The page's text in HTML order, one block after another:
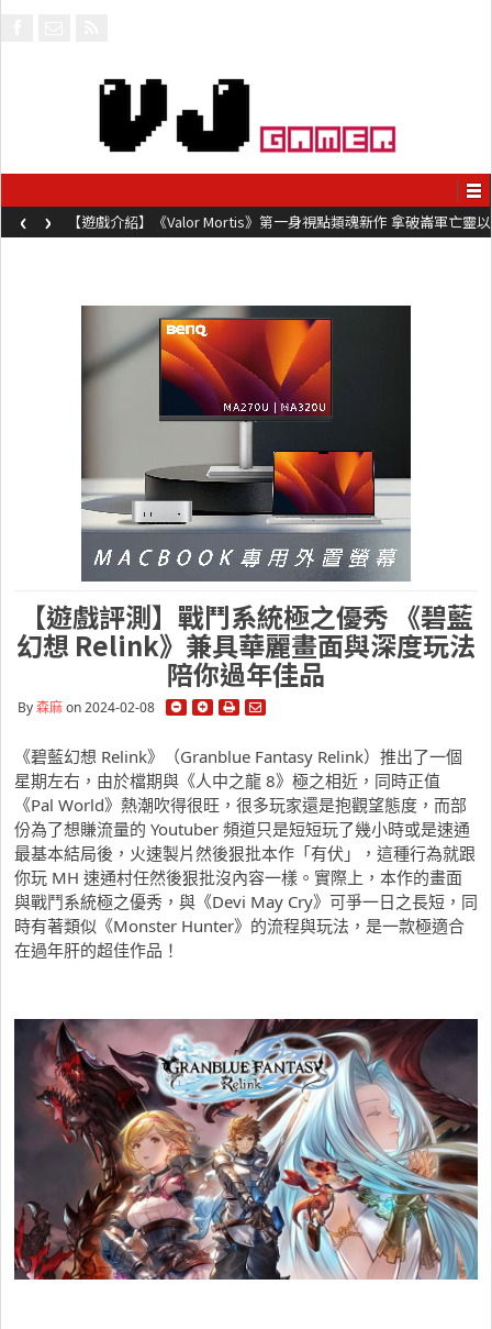
【遊戲介紹】《Valor Mortis》第一身視點類魂新作 拿破崙軍亡靈以
槍械劍與魔法殺敵
‹ ›
【遊戲評測】戰鬥系統極之優秀 《碧藍
幻想 Relink》兼具華麗畫面與深度玩法
陪你過年佳品
By森麻on 2024-02-08
《碧藍幻想 Relink》（Granblue Fantasy Relink）推出了一個
星期左右，由於檔期與《人中之龍 8》極之相近，同時正值
《Pal World》熱潮吹得很旺，很多玩家還是抱觀望態度，而部
份為了想賺流量的 Youtuber 頻道只是短短玩了幾小時或是速通
最基本結局後，火速製片然後狠批本作「有伏」，這種行為就跟
你玩 MH 速通村任然後狠批沒內容一樣。實際上，本作的畫面
與戰鬥系統極之優秀，與《Devi May Cry》可爭一日之長短，同
時有著類似《Monster Hunter》的流程與玩法，是一款極適合
在過年肝的超佳作品！